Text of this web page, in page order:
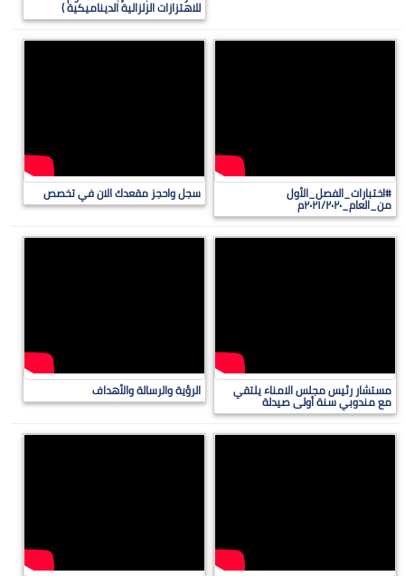
للاهتزازات الزلزالية الديناميكية )
#اختبارات_الفصل_الأول
من_العام_٢٠٢١/٢٠٢٠م
سجل واحجز مقعدك الان في تخصص
مستشار رئيس مجلس الامناء يلتقي
مع مندوبي سنة أولى صيدلة
الرؤية والرسالة والأهداف